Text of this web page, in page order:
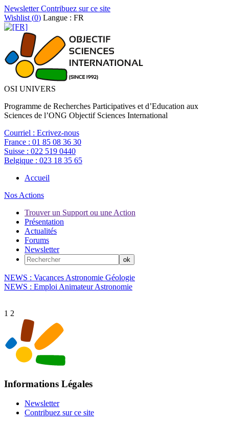
NewsletterContribuez sur ce site
Wishlist (0) Langue : FR
OSI UNIVERS
Programme de Recherches Participatives et d’Education aux
Sciences de l’ONG Objectif Sciences International
Courriel : Ecrivez-nous
France : 01 85 08 36 30
Suisse : 022 519 0440
Belgique : 023 18 35 65
Accueil
Nos Actions
Trouver un Support ou une Action
Présentation
Actualités
Forums
Newsletter
NEWS : Vacances Astronomie Géologie
NEWS : Emploi Animateur Astronomie
1 2
Informations Légales
Newsletter
Contribuez sur ce site